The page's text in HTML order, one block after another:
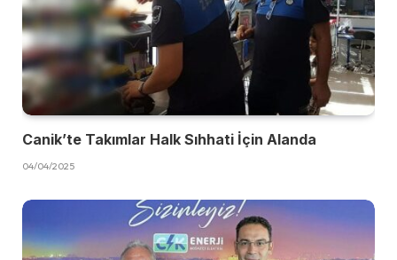
Canik’te Takımlar Halk Sıhhati İçin Alanda
04/04/2025